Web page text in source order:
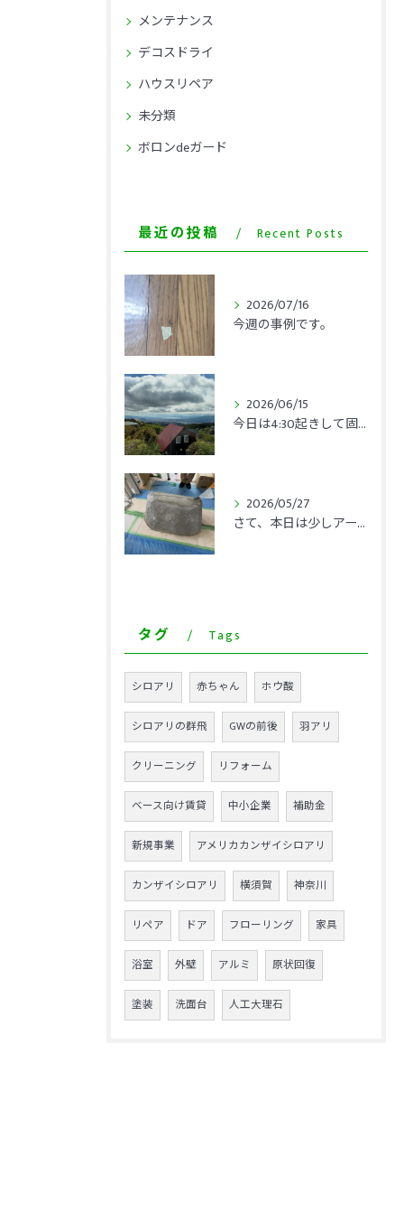
メンテナンス
デコスドライ
ハウスリペア
未分類
ボロンdeガード
最近の投稿 Recent Posts
2026/07/16
今週の事例です。
2026/06/15
今日は4:30起きして固唾を飲みながら日本対オランダを観戦。
2026/05/27
さて、本日は少しアートっぽい仕事を三毛ちゃんことあやっちとキ...
タグ Tags
シロアリ 赤ちゃん ホウ酸
シロアリの群飛 GWの前後 羽アリ
クリーニング リフォーム
ベース向け賃貸 中小企業 補助金
新規事業 アメリカカンザイシロアリ
カンザイシロアリ 横須賀 神奈川
リペア ドア フローリング 家具
浴室 外壁 アルミ 原状回復
塗装 洗面台 人工大理石